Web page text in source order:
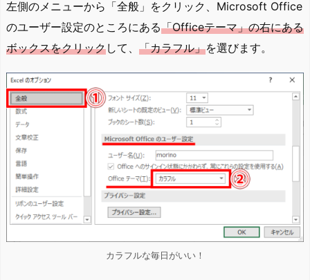
左側のメニューから「全般」をクリック、Microsoft Office
のユーザー設定のところにある「Officeテーマ」の右にある
ボックスをクリックして、 「カラフル」を選びます。
カラフルな毎日がいい！